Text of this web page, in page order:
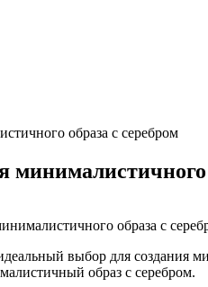
образа с серебром
минималистичного
выбор для создания
образ с серебром.